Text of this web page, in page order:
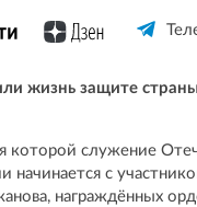
жизнь защите
которой служение
начинается с
награждённых